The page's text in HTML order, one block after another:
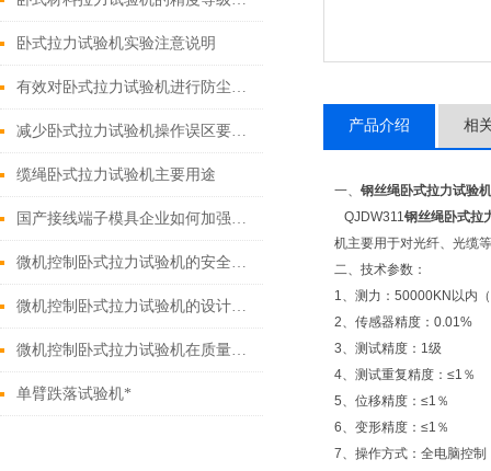
卧式拉力试验机实验注意说明
有效对卧式拉力试验机进行防尘工作的方法
减少卧式拉力试验机操作误区要怎么做
缆绳卧式拉力试验机主要用途
国产接线端子模具企业如何加强品牌建设-倾技检测设备厂
微机控制卧式拉力试验机的安全操作规程
微机控制卧式拉力试验机的设计与维护要点
微机控制卧式拉力试验机在质量控制中的作用
单臂跌落试验机*
产品介绍 相
一、 钢丝绳卧式拉力试验机
QJDW311钢丝绳卧式拉
机主要用于对光纤、光缆
二、技术参数：
1、测力：50000KN以
2、传感器精度：0.01%
3、测试精度：1级
4、测试重复精度：≤1％
5、位移精度：≤1％
6、变形精度：≤1％
7、操作方式：全电脑控制